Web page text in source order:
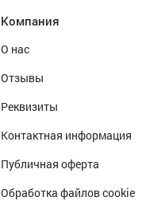
Компания
О нас
Отзывы
Реквизиты
Контактная информация
Публичная оферта
Обработка файлов cookie